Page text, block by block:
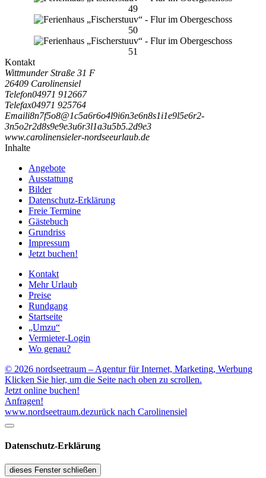
49
50
51
Kontakt
Wittmunder Straße 31 F
26409 Carolinensiel
Telefon04971 912667
Telefax04971 925764
Emaili8n7f5o8@1c5a6r6o4l9i6n3e6n8s1i1e9l5e6r2-
3n5o2r2d8s9e9e3u6r3l1a3u5b5.2d9e3
www.carolinensieler-nordseeurlaub.de
Inhalte
Angebote
Ausstattung
Bilder
Datenschutz-Erklärung
Freie Termine
Gästebuch
Grundriss
Impressum
Jetzt buchen!
Kontakt
Mehr Urlaub
Preise
Rundgang
Startseite
„Umzu“
Vermieter-Login
Wo genau?
© 2026 nordseetraum – Agentur für Internet, Marketing, Werbung
Klicken Sie hier, um die Seite nach oben zu scrollen.
Jetzt online buchen!
Anfragen!
www.nordseetraum.dezurück nach Carolinensiel
Datenschutz-Erklärung
dieses Fenster schließen